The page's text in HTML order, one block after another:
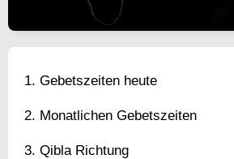
Gebetszeiten heute
Monatlichen Gebetszeiten
Qibla Richtung